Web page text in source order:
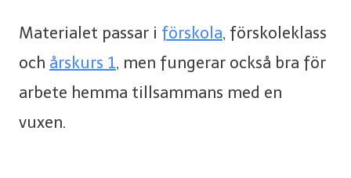
Materialet passar i förskola, förskoleklass
och årskurs 1, men fungerar också bra för
arbete hemma tillsammans med en
vuxen.